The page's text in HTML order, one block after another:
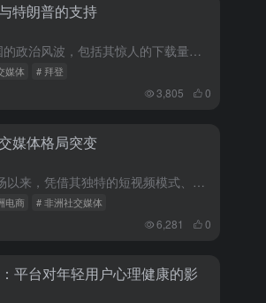
特朗普的支持
本文详细描述了TikTok在美国的政治风波，包括其惊人的下载量和用户活跃度，以及特朗普政府对TikTok的态度。文章探讨了特朗普支持TikTok的可能原因，包括他与Facebook的矛盾和对TikTo...
媒体 # 拜登
3,805 0
媒体格局突变
TikTok自2019年进入非洲市场以来，凭借其独特的短视频模式、精准的个性化推荐算法以及广泛的全球影响力，在非洲地区实现了快速崛起。本文详细分析了TikTok在非洲的用户增长情况，探讨了其成功的关键...
电商 # 非洲社交媒体
6,281 0
平台对年轻用户心理健康的影